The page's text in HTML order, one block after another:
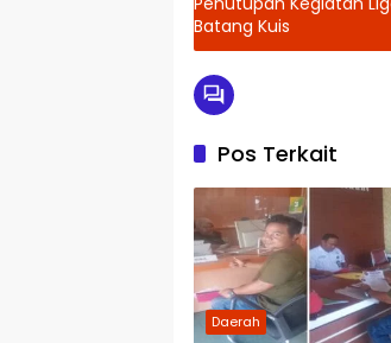
Batang Kuis
Pos Terkait
Daerah